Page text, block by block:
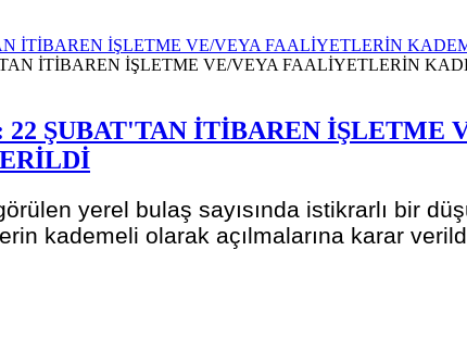
İTİBAREN İŞLETME VE/VEYA FAALİYETLERİN
22 ŞUBAT'TAN İTİBAREN
yerel bulaş sayısında istikrarlı bir
kademeli olarak açılmalarına karar